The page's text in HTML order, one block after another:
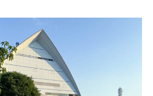
レストラン「水族館